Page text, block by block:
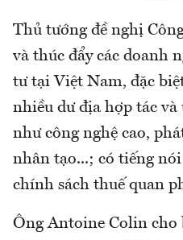
Thủ tướng đề nghị
và thúc đẩy các doanh
tư tại Việt Nam, đặc
nhiều dư địa hợp tác
như công nghệ cao,
nhân tạo...; có tiếng
chính sách thuế quan
Ông Antoine Colin cho